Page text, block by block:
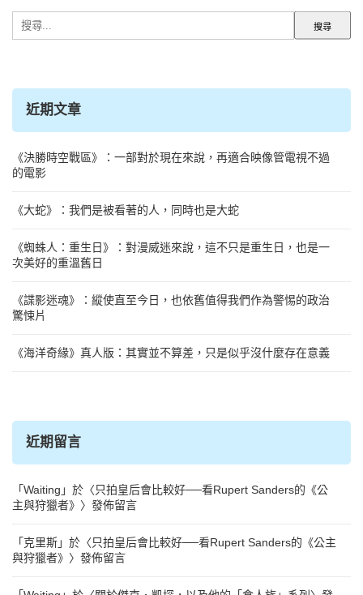
尋
近期文章
《決勝時空戰區》：一部對於現在來說，再適合映像管電視不過
的電影
《大蛇》：我們是被看著的人，同時也是大蛇
《蜘蛛人：重生日》：對漫威迷來說，這不只是重生日，也是一
次美好的重溫舊日
《諜影迷魂》：縱使直至今日，也依舊值得我們作為警惕的政治
驚悚片
《海洋奇緣》真人版：其實並不算差，只是似乎沒什麼存在意義
近期留言
「Waiting 」於〈只拍皇后會比較好──看Rupert Sanders的《公
主與狩獵者》 〉發佈留言
「 克里斯」於〈只拍皇后會比較好──看Rupert Sanders的《公主
與狩獵者》 〉發佈留言